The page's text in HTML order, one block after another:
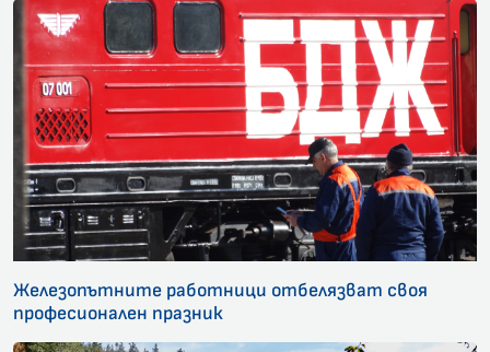
Железопътните работници отбелязват своя
професионален празник